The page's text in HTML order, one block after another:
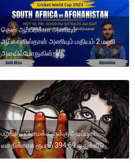
தென் ஆப்பிரிக்கா அணியும்
ஆப்கானிஸ்தான் அணியும் மதியம் 2 மணி
அளவில்மோதுகின்றன..
பழங்குடியினமக்களுக்கு அடிப்படை
வசதிக்காக ரூபாய் 394.69 ஒதுக்கீடு